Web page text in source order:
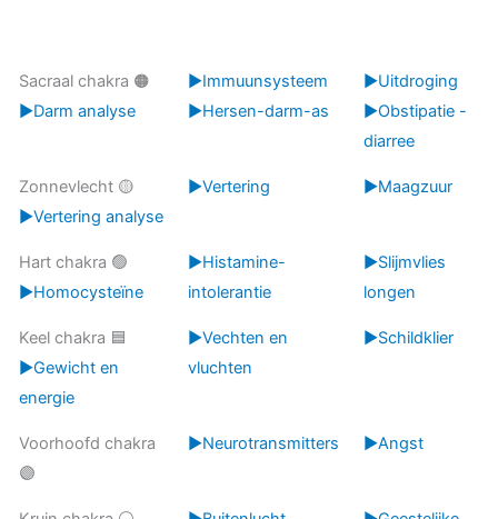
Sacraal chakra 🟠
▶️Darm analyse
▶️Immuunsysteem
▶️Hersen-darm-as
▶️Uitdroging
▶️Obstipatie -
diarree
Zonnevlecht 🟡
▶️Vertering analyse
▶️Vertering ▶️Maagzuur
Hart chakra 🟢
▶️Homocysteïne
▶️Histamine-
intolerantie
▶️Slijmvlies
longen
Keel chakra 🟦
▶️Gewicht en
energie
▶️Vechten en
vluchten
▶️Schildklier
Voorhoofd chakra
🟣
▶️Neurotransmitters ▶️Angst